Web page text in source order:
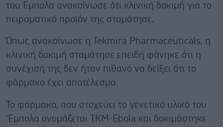
του Εμπολα ανακοίνωσε ότι κλινική δοκιμή για το
πειραματικό προϊόν της σταμάτησε.
Όπως ανακοίνωσε η Tekmira Pharmaceuticals, η
κλινική δοκιμή σταμάτησε επειδή φάνηκε ότι η
συνέχισή της δεν ήταν πιθανό να δείξει ότι το
φάρμακο έχει αποτέλεσμα.
Το φάρμακο, που στοχεύει το γενετικό υλικό του
‘Εμπολα ονομάζεται TKM-Ebola και δοκιμάστηκε